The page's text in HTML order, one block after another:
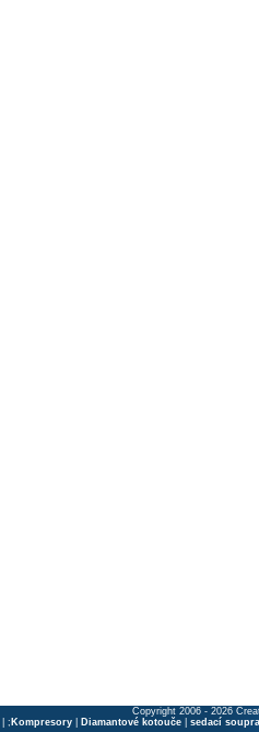
Copyright 2006 - 2026
| ; Kompresory Diamantové kotouče sedací